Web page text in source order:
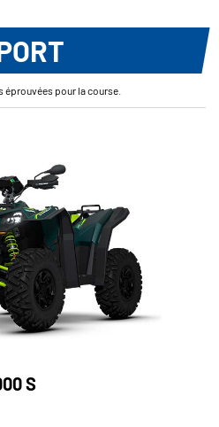
éprouvées pour la course.
S